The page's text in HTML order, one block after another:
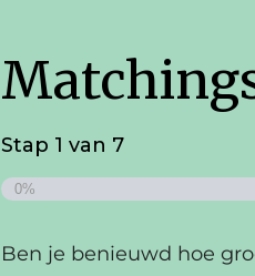
Stap 1 van 7
0%
Ben je benieuwd hoe